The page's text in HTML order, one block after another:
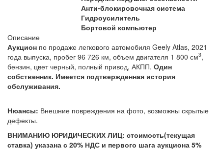
Анти-блокировочная система
Гидроусилитель
Бортовой компьютер
Описание
Аукцион по продаже легкового автомобиля Geely Atlas, 2021
года выпуска, пробег 96 726 км, объем двигателя 1 800 см3,
бензин, цвет черный, полный привод, АКПП. Один
собственник. Имеется подтвержденная история
обслуживания.
Нюансы: Внешние повреждения на фото, возможны скрытые
дефекты.
ВНИМАНИЮ ЮРИДИЧЕСКИХ ЛИЦ: стоимость(текущая
ставка) указана с 20% НДС и первого шага аукциона 5%